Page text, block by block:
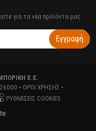
για τα νέα προϊόντα μας
Εγγραφή
Ε.Ε.
• ΌΡΟΙ ΧΡΉΣΗΣ •
ΡΥΘΜΊΣΕΙΣ COOKIES